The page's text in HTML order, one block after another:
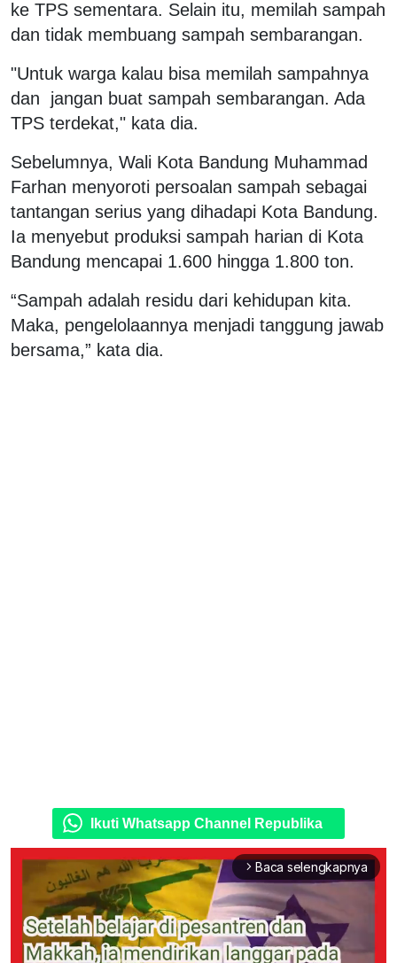
ke TPS sementara. Selain itu, memilah sampah
dan tidak membuang sampah sembarangan.
"Untuk warga kalau bisa memilah sampahnya
dan jangan buat sampah sembarangan. Ada
TPS terdekat," kata dia.
Sebelumnya, Wali Kota Bandung Muhammad
Farhan menyoroti persoalan sampah sebagai
tantangan serius yang dihadapi Kota Bandung.
Ia menyebut produksi sampah harian di Kota
Bandung mencapai 1.600 hingga 1.800 ton.
“Sampah adalah residu dari kehidupan kita.
Maka, pengelolaannya menjadi tanggung jawab
bersama,” kata dia.
Ikuti Whatsapp Channel Republika
arrow_forward_ios Baca selengkapnya